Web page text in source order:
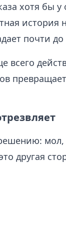
хотя бы у
история
почти до
всего
мол,
другая